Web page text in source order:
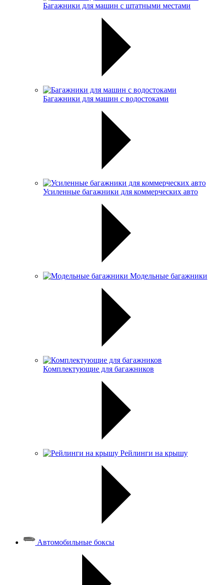
Багажники для машин с штатными местами
Багажники для машин с водостоками
Усиленные багажники для коммерческих авто
Модельные багажники
Комплектующие для багажников
Рейлинги на крышу
Автомобильные боксы